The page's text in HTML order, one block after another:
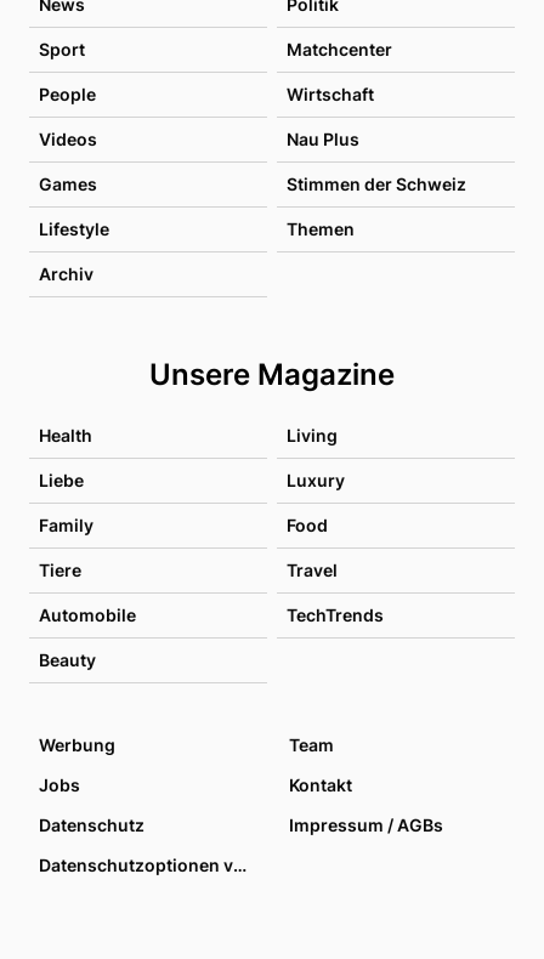
News Politik
Sport Matchcenter
People Wirtschaft
Videos Nau Plus
Games Stimmen der Schweiz
Lifestyle Themen
Archiv
Unsere Magazine
Health Living
Liebe Luxury
Family Food
Tiere Travel
Automobile TechTrends
Beauty
Werbung
Team
Jobs
Kontakt
Datenschutz
Impressum / AGBs
Datenschutzoptionen verwalten